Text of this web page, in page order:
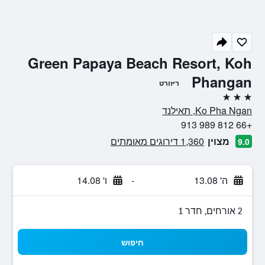
Green Papaya Beach Resort, Koh
Phangan
ריזורט
3 כוכבים
Ko Pha Ngan, תאילנד
+66 812 989 913
9.0 מצוין 1,360 דירוגים מאומתים
ה' 13.08 - ו' 14.08
2 אורחים, חדר 1
חיפוש